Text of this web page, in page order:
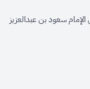
سعود بن عبدالعزيز